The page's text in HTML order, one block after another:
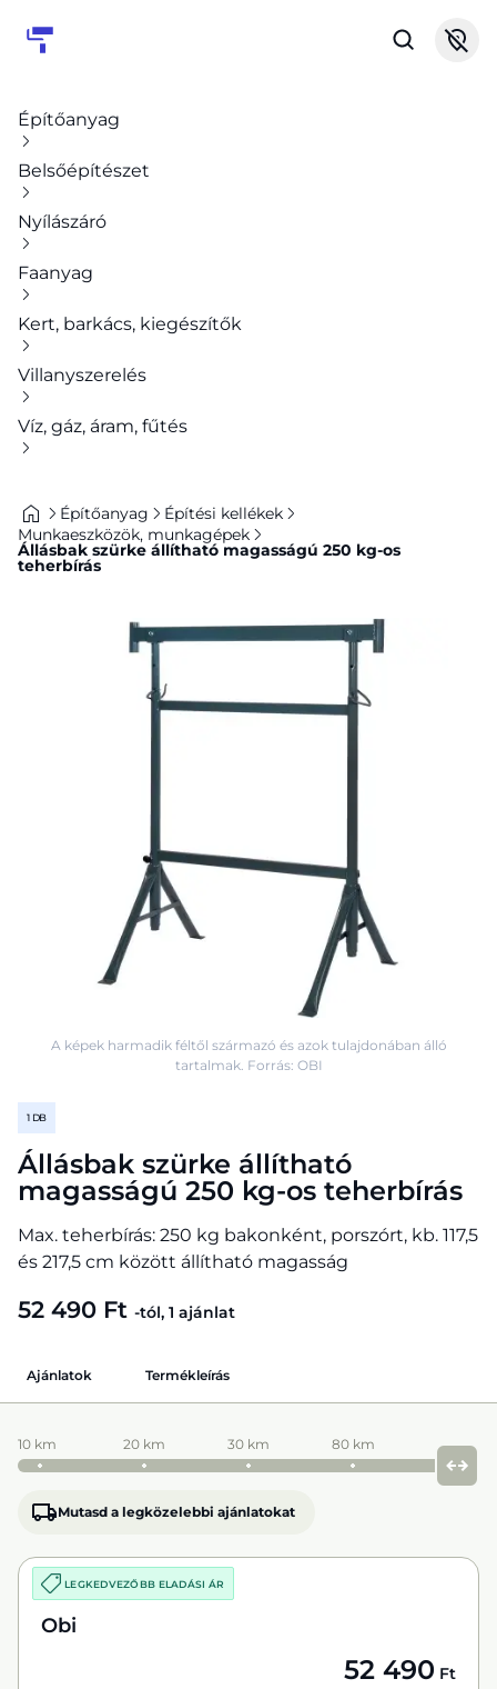
Építőanyag
Belsőépítészet
Nyílászáró
Faanyag
Kert, barkács, kiegészítők
Villanyszerelés
Víz, gáz, áram, fűtés
Építőanyag
Építési kellékek
Munkaeszközök, munkagépek
Állásbak szürke állítható magasságú 250 kg-os
teherbírás
1 DB
Állásbak szürke állítható
magasságú 250 kg-os teherbírás
Max. teherbírás: 250 kg bakonként, porszórt, kb. 117,5
és 217,5 cm között állítható magasság
52 490 Ft -tól, 1 ajánlat
A képek harmadik féltől származó és azok tulajdonában álló
tartalmak. Forrás: OBI
Ajánlatok Termékleírás
10 km 20 km 30 km 80 km
Mutasd a legközelebbi ajánlatokat
LEGKEDVEZŐBB ELADÁSI ÁR
Obi
52 490 Ft